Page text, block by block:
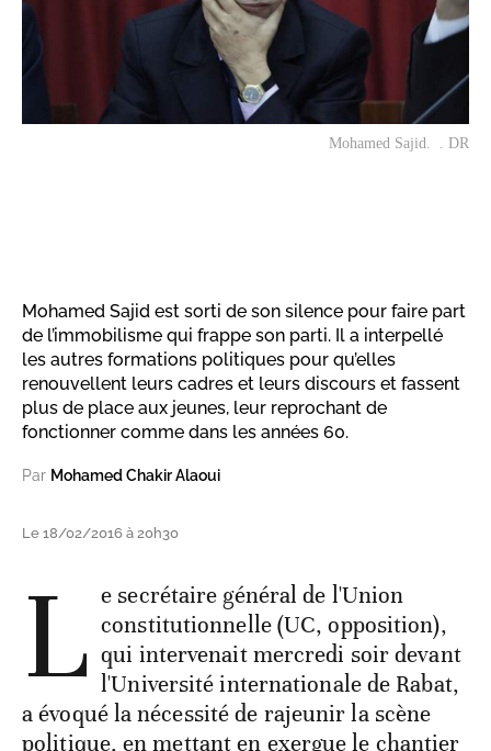
Mohamed Sajid. . DR
Mohamed Sajid est sorti de son silence pour faire part
de l’immobilisme qui frappe son parti. Il a interpellé
les autres formations politiques pour qu’elles
renouvellent leurs cadres et leurs discours et fassent
plus de place aux jeunes, leur reprochant de
fonctionner comme dans les années 60.
Par Mohamed Chakir Alaoui
Le 18/02/2016 à 20h30
L e secrétaire général de l'Union
constitutionnelle (UC, opposition),
qui intervenait mercredi soir devant
l'Université internationale de Rabat,
a évoqué la nécessité de rajeunir la scène
politique, en mettant en exergue le chantier